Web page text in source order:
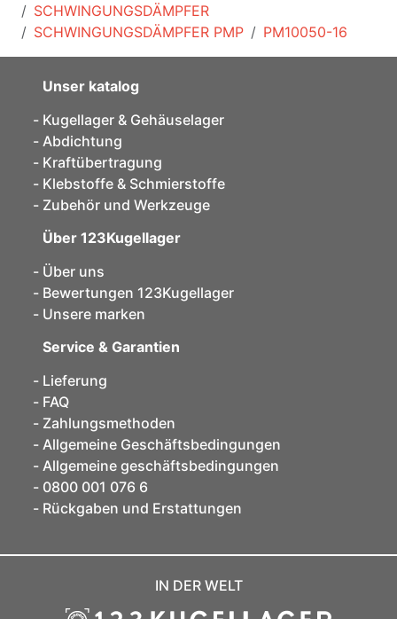
SCHWINGUNGSDÄMPFER
SCHWINGUNGSDÄMPFER PMP
PM10050-16
Unser katalog
Kugellager & Gehäuselager
Abdichtung
Kraftübertragung
Klebstoffe & Schmierstoffe
Zubehör und Werkzeuge
Über 123Kugellager
Über uns
Bewertungen 123Kugellager
Unsere marken
Service & Garantien
Lieferung
FAQ
Zahlungsmethoden
Allgemeine Geschäftsbedingungen
Allgemeine geschäftsbedingungen
0800 001 076 6
Rückgaben und Erstattungen
IN DER WELT